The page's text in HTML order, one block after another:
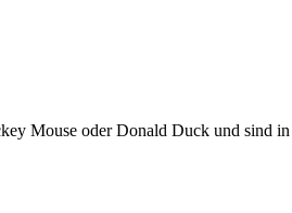
Mouse oder Donald Duck und sind